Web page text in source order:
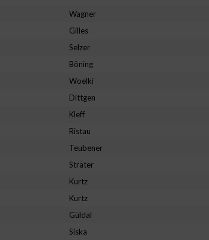
Wagner
Gilles
Selzer
Böning
Woelki
Dittgen
Kleff
Ristau
Teubener
Sträter
Kurtz
Kurtz
Güldal
Siska
Auswahl personalisierter Inhalte
von Inhalten
Statistiken oder Kombinationen von Daten aus